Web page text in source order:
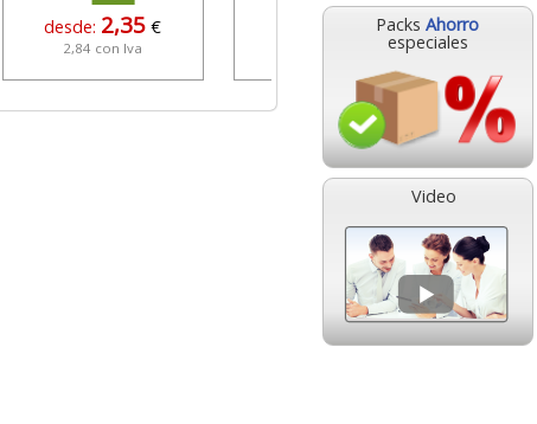
Packs Ahorro
especiales
Video
desde: 2,35 €
2,84 con Iva
0,78 €